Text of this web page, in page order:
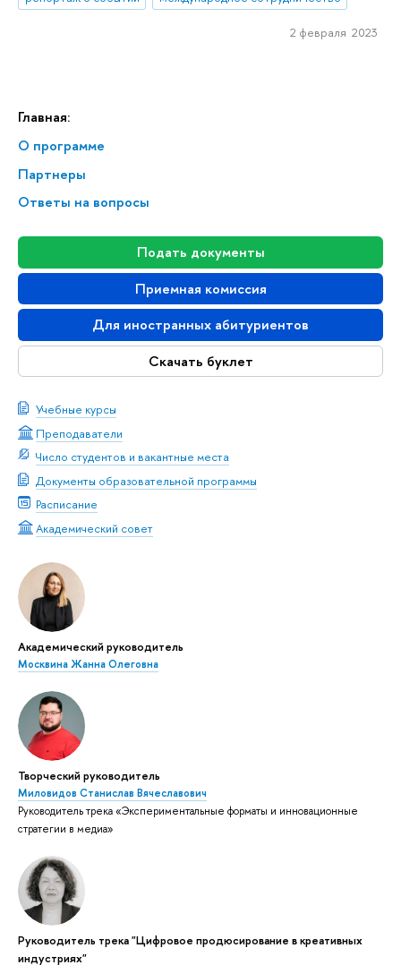
Главная:
О программе
Партнеры
Ответы на вопросы
Подать документы
Приемная комиссия
Для иностранных абитуриентов
Скачать буклет
Учебные курсы
Преподаватели
Число студентов и вакантные места
Документы образовательной программы
Расписание
Академический совет
Академический руководитель
Москвина Жанна Олеговна
Творческий руководитель
Миловидов Станислав Вячеславович
Руководитель трека «Экспериментальные форматы и инновационные
стратегии в медиа»
Руководитель трека "Цифровое продюсирование в креативных
индустриях"
2 февраля 2023